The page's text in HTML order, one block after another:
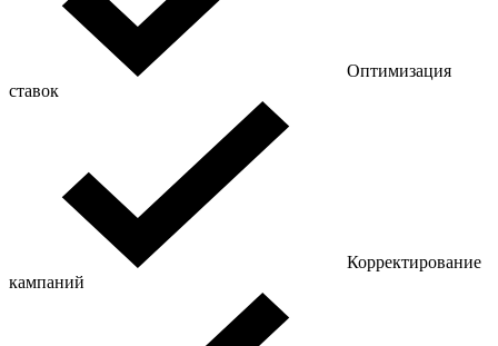
Оптимизация
ставок
Корректирование
кампаний